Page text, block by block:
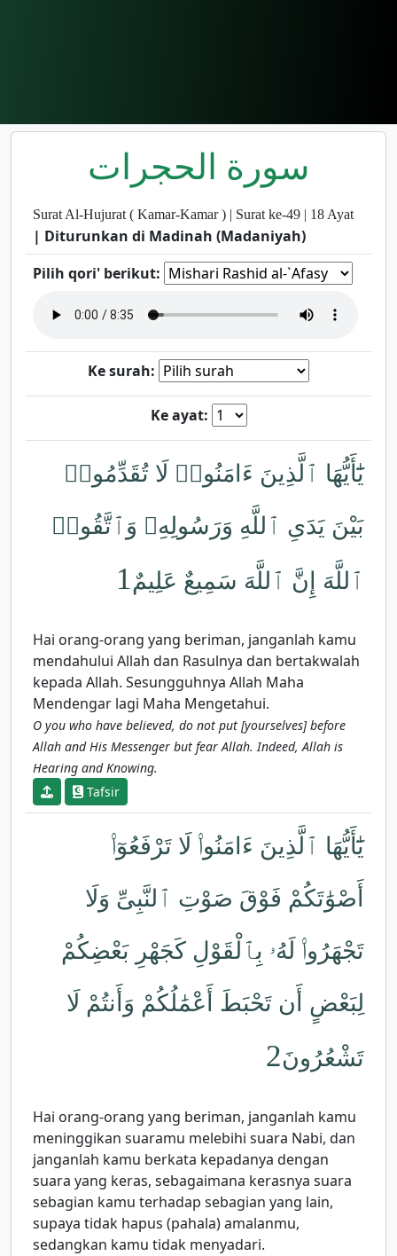
سورة الحجرات
Surat Al-Hujurat ( Kamar-Kamar ) | Surat ke-49 | 18 Ayat
| Diturunkan di Madinah (Madaniyah)
Pilih qori' berikut:
Ke surah:
Ke ayat:
يَٰٓأَيُّهَا ٱلَّذِينَ ءَامَنُوا۟ لَا تُقَدِّمُوا۟
بَيْنَ يَدَىِ ٱللَّهِ وَرَسُولِهِۦ وَٱتَّقُوا۟
ٱللَّهَ إِنَّ ٱللَّهَ سَمِيعٌ عَلِيمٌ1
Hai orang-orang yang beriman, janganlah kamu
mendahului Allah dan Rasulnya dan bertakwalah
kepada Allah. Sesungguhnya Allah Maha
Mendengar lagi Maha Mengetahui.
O you who have believed, do not put [yourselves] before
Allah and His Messenger but fear Allah. Indeed, Allah is
Hearing and Knowing.
Tafsir
يَٰٓأَيُّهَا ٱلَّذِينَ ءَامَنُوا۟ لَا تَرْفَعُوٓا۟
أَصْوَٰتَكُمْ فَوْقَ صَوْتِ ٱلنَّبِىِّ وَلَا
تَجْهَرُوا۟ لَهُۥ بِٱلْقَوْلِ كَجَهْرِ بَعْضِكُمْ
لِبَعْضٍ أَن تَحْبَطَ أَعْمَٰلُكُمْ وَأَنتُمْ لَا
تَشْعُرُونَ2
Hai orang-orang yang beriman, janganlah kamu
meninggikan suaramu melebihi suara Nabi, dan
janganlah kamu berkata kepadanya dengan
suara yang keras, sebagaimana kerasnya suara
sebagian kamu terhadap sebagian yang lain,
supaya tidak hapus (pahala) amalanmu,
sedangkan kamu tidak menyadari.